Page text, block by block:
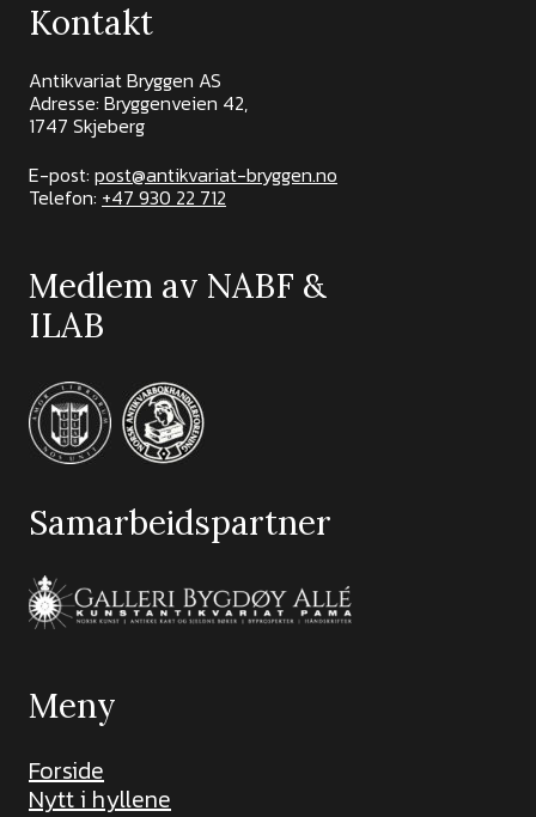
Kontakt
Antikvariat Bryggen AS
Adresse: Bryggenveien 42,
1747 Skjeberg
E-post: post@antikvariat-bryggen.no
Telefon: +47 930 22 712
Medlem av NABF &
ILAB
Samarbeidspartner
Meny
Forside
Nytt i hyllene